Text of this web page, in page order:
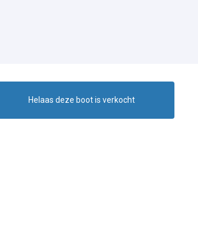
Helaas deze boot is verkocht